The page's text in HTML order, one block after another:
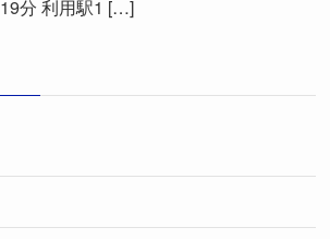
分 利用駅1 […]